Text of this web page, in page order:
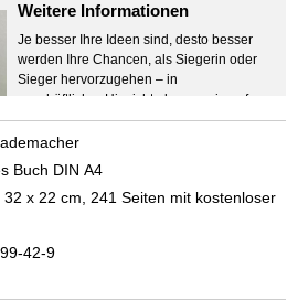
Weitere Informationen
Je besser Ihre Ideen sind, desto besser
werden Ihre Chancen, als Siegerin oder
Sieger hervorzugehen – in
geschäftlicher Hinsicht ebenso wie auf
beruflichem oder privatem Gebiet. Denn
eins ist todsicher:
Zeigen Sie mit der Maus hierhin, um
Buch DIN A4
x 22 cm, 241 Seiten mit kostenloser
42-9